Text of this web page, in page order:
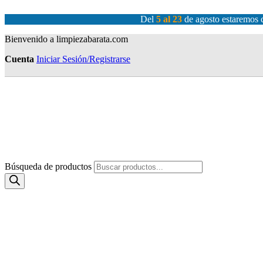
Del 5 al 23 de agosto
Bienvenido a limpiezabarata.com
Cuenta Iniciar Sesión/Registrarse
Búsqueda de productos